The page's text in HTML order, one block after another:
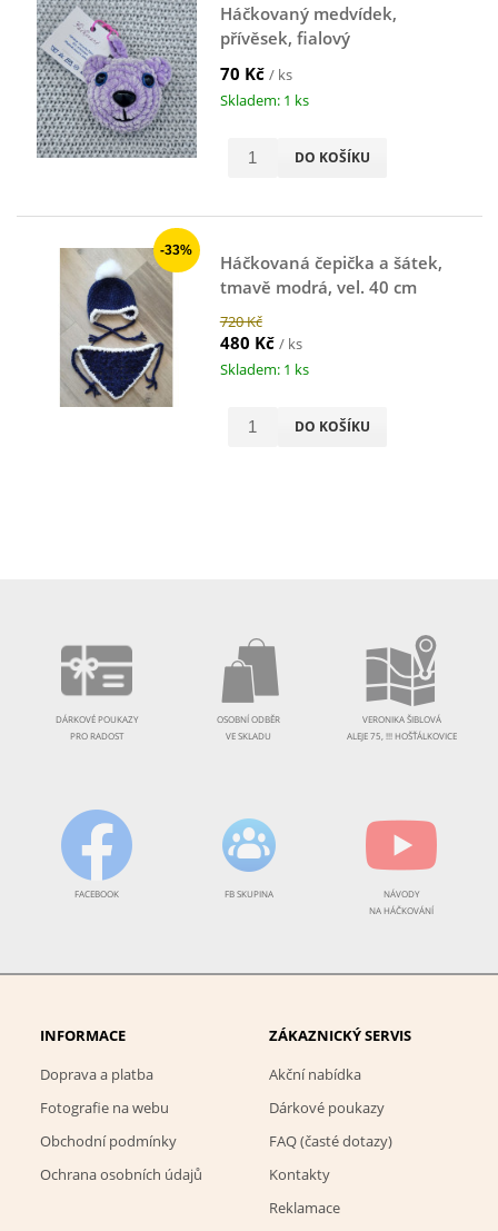
Háčkovaný medvídek,
přívěsek, fialový
70 Kč / ks
Skladem: 1 ks
DO KOŠÍKU
-33%
Háčkovaná čepička a šátek,
tmavě modrá, vel. 40 cm
720 Kč
480 Kč / ks
Skladem: 1 ks
DO KOŠÍKU
DÁRKOVÉ POUKAZY
PRO RADOST
OSOBNÍ ODBĚR
VE SKLADU
VERONIKA ŠIBLOVÁ
ALEJE 75, !!! HOŠŤÁLKOVICE
FACEBOOK FB SKUPINA
NÁVODY
NA HÁČKOVÁNÍ
INFORMACE
Doprava a platba
Fotografie na webu
Obchodní podmínky
Ochrana osobních údajů
ZÁKAZNICKÝ SERVIS
Akční nabídka
Dárkové poukazy
FAQ (časté dotazy)
Kontakty
Reklamace